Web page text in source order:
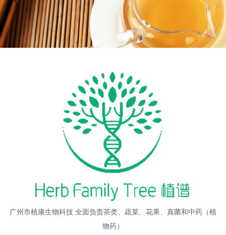
头部潮玩盲盒/谷子卡牌/二次元手办抽赏开发
一番赏/魔力赏/福袋抽赏/宝箱赏/无限赏
高端网站建设
广告大片形式做开发
广州市植康生物科技 全面负责茶类、蔬菜、花果、真菌和中药（植
物药）